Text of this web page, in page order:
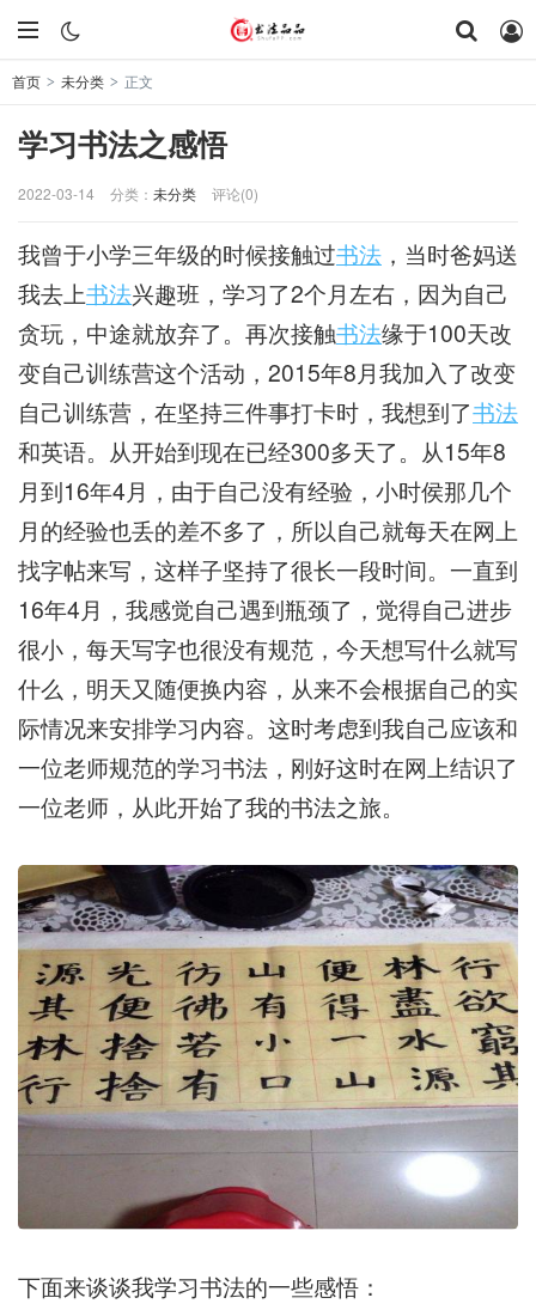
首页 > 未分类 > 正文
学习书法之感悟
2022-03-14 分类： 未分类 评论(0)
我曾于小学三年级的时候接触过书法 ，当时爸妈送
我去上书法兴趣班，学习了2个月左右，因为自己
贪玩，中途就放弃了。再次接触书法缘于100天改
变自己训练营这个活动，2015年8月我加入了改变
自己训练营，在坚持三件事打卡时，我想到了书法
和英语。从开始到现在已经300多天了。从15年8
月到16年4月，由于自己没有经验，小时侯那几个
月的经验也丢的差不多了，所以自己就每天在网上
找字帖来写，这样子坚持了很长一段时间。一直到
16年4月，我感觉自己遇到瓶颈了，觉得自己进步
很小，每天写字也很没有规范，今天想写什么就写
什么，明天又随便换内容，从来不会根据自己的实
际情况来安排学习内容。这时考虑到我自己应该和
一位老师规范的学习书法，刚好这时在网上结识了
一位老师，从此开始了我的书法之旅。
下面来谈谈我学习书法的一些感悟：